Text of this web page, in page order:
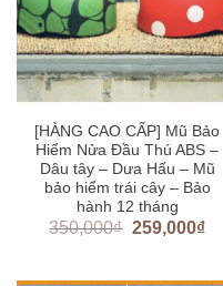
[HÀNG CAO CẤP] Mũ Bảo
Hiểm Nửa Đầu Thú ABS –
Dâu tây – Dưa Hấu – Mũ
bảo hiểm trái cây – Bảo
hành 12 tháng
350,000₫ 259,000₫